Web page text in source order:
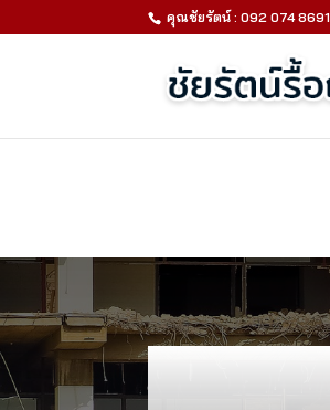
คุณชัยรัตน์ : 092 074 8691